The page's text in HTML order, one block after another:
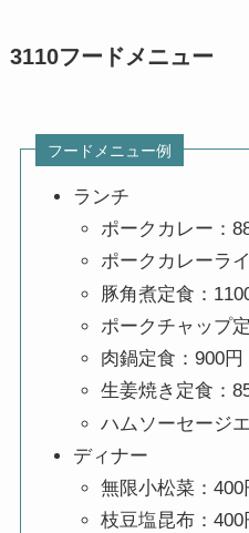
3110フードメニュー
フードメニュー例
ランチ
ポークカレー：
ポークカレーラ
豚角煮定食：
ポークチャップ
肉鍋定食：900円
生姜焼き定食：
ハムソーセージ
ディナー
無限小松菜：400
枝豆塩昆布：400